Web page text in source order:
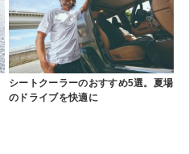
シートクーラーのおすすめ5選。夏場
のドライブを快適に